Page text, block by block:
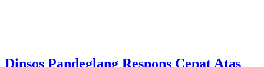
Dinsos Pandeglang Respons Cepat Atas